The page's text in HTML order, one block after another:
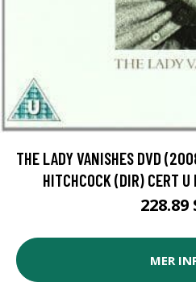
THE LADY VANISHES DVD
HITCHCOCK (DIR) CERT
228.89
MER